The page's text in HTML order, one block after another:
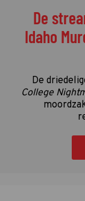
De
Idaho
De
College